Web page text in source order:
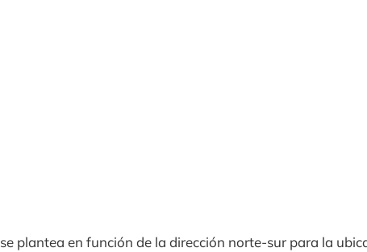
se plantea en función de la dirección norte-sur para la